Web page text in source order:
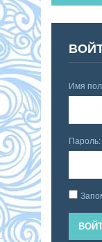
Имя
Пароль: